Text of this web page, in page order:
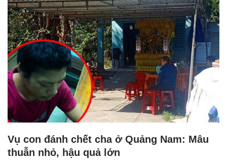
Vụ con đánh chết cha ở Quảng Nam: Mâu
thuẫn nhỏ, hậu quả lớn